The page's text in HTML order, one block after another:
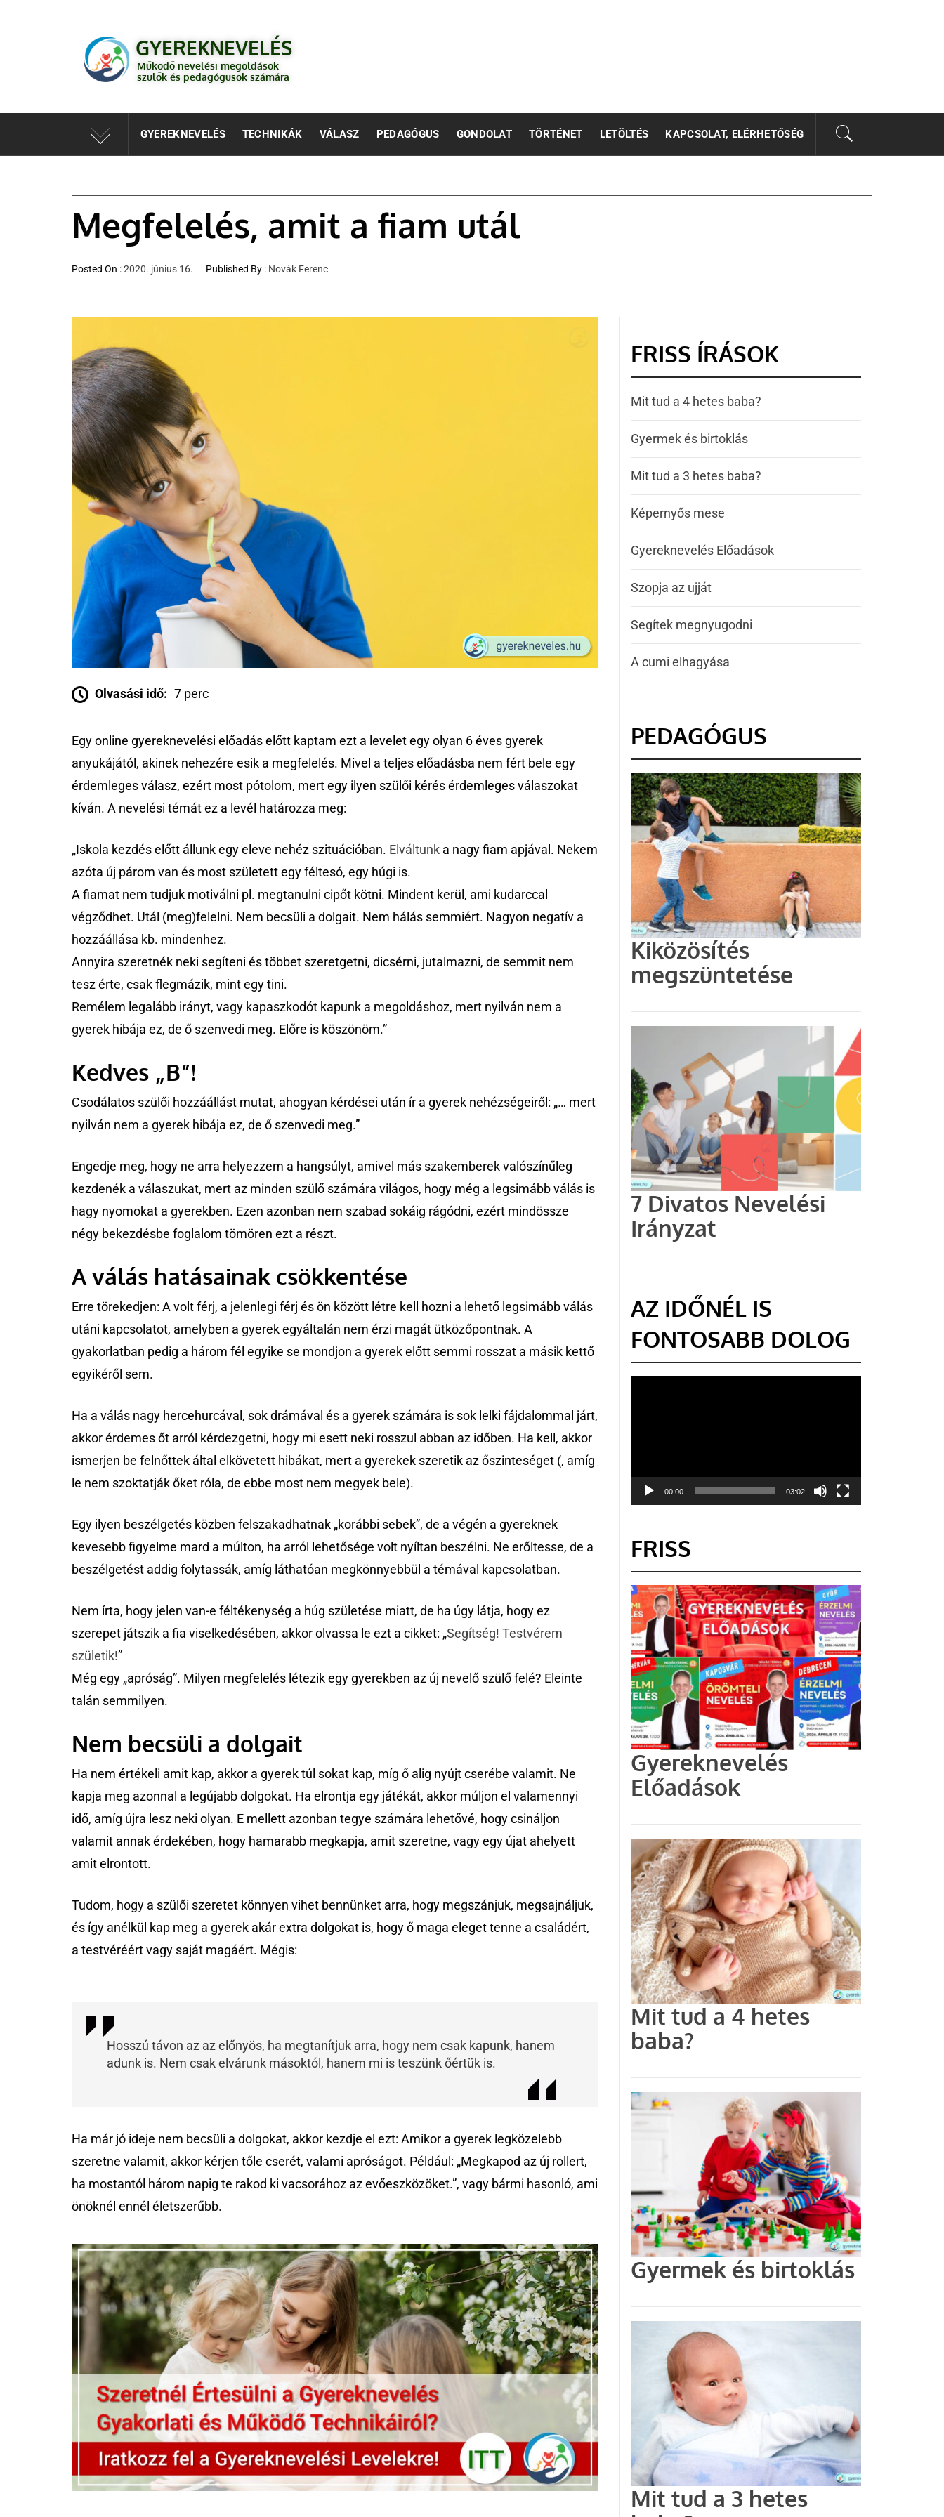
GYEREKNEVELÉS
GYEREKNEVELÉS
Működő nevelési megoldások
szülők és pedagógusok számára
GYEREKNEVELÉS TECHNIKÁK VÁLASZ PEDAGÓGUS GONDOLAT TÖRTÉNET LETÖLTÉS KAPCSOLAT, ELÉRHETŐSÉG
Megfelelés, amit a fiam utál
Posted On :2020. június 16. Published By : Novák Ferenc
Olvasási idő: 7 perc
Egy online gyereknevelési előadás előtt kaptam ezt a levelet egy olyan 6 éves gyerek
anyukájától, akinek nehezére esik a megfelelés. Mivel a teljes előadásba nem fért bele egy
érdemleges válasz, ezért most pótolom, mert egy ilyen szülői kérés érdemleges válaszokat
kíván. A nevelési témát ez a levél határozza meg:
„Iskola kezdés előtt állunk egy eleve nehéz szituációban. Elváltunk a nagy fiam apjával. Nekem
azóta új párom van és most született egy féltesó, egy húgi is.
A fiamat nem tudjuk motiválni pl. megtanulni cipőt kötni. Mindent kerül, ami kudarccal
végződhet. Utál (meg)felelni. Nem becsüli a dolgait. Nem hálás semmiért. Nagyon negatív a
hozzáállása kb. mindenhez.
Annyira szeretnék neki segíteni és többet szeretgetni, dicsérni, jutalmazni, de semmit nem
tesz érte, csak flegmázik, mint egy tini.
Remélem legalább irányt, vagy kapaszkodót kapunk a megoldáshoz, mert nyilván nem a
gyerek hibája ez, de ő szenvedi meg. Előre is köszönöm.”
Kedves „B”!
Csodálatos szülői hozzáállást mutat, ahogyan kérdései után ír a gyerek nehézségeiről: „… mert
nyilván nem a gyerek hibája ez, de ő szenvedi meg.”
Engedje meg, hogy ne arra helyezzem a hangsúlyt, amivel más szakemberek valószínűleg
kezdenék a válaszukat, mert az minden szülő számára világos, hogy még a legsimább válás is
hagy nyomokat a gyerekben. Ezen azonban nem szabad sokáig rágódni, ezért mindössze
négy bekezdésbe foglalom tömören ezt a részt.
A válás hatásainak csökkentése
Erre törekedjen: A volt férj, a jelenlegi férj és ön között létre kell hozni a lehető legsimább válás
utáni kapcsolatot, amelyben a gyerek egyáltalán nem érzi magát ütközőpontnak. A
gyakorlatban pedig a három fél egyike se mondjon a gyerek előtt semmi rosszat a másik kettő
egyikéről sem.
Ha a válás nagy hercehurcával, sok drámával és a gyerek számára is sok lelki fájdalommal járt,
akkor érdemes őt arról kérdezgetni, hogy mi esett neki rosszul abban az időben. Ha kell, akkor
ismerjen be felnőttek által elkövetett hibákat, mert a gyerekek szeretik az őszinteséget (, amíg
le nem szoktatják őket róla, de ebbe most nem megyek bele).
Egy ilyen beszélgetés közben felszakadhatnak „korábbi sebek”, de a végén a gyereknek
kevesebb figyelme mard a múlton, ha arról lehetősége volt nyíltan beszélni. Ne erőltesse, de a
beszélgetést addig folytassák, amíg láthatóan megkönnyebbül a témával kapcsolatban.
Nem írta, hogy jelen van-e féltékenység a húg születése miatt, de ha úgy látja, hogy ez
szerepet játszik a fia viselkedésében, akkor olvassa le ezt a cikket: „Segítség! Testvérem
születik!”
Még egy „apróság”. Milyen megfelelés létezik egy gyerekben az új nevelő szülő felé? Eleinte
talán semmilyen.
Nem becsüli a dolgait
Ha nem értékeli amit kap, akkor a gyerek túl sokat kap, míg ő alig nyújt cserébe valamit. Ne
kapja meg azonnal a legújabb dolgokat. Ha elrontja egy játékát, akkor múljon el valamennyi
idő, amíg újra lesz neki olyan. E mellett azonban tegye számára lehetővé, hogy csináljon
valamit annak érdekében, hogy hamarabb megkapja, amit szeretne, vagy egy újat ahelyett
amit elrontott.
Tudom, hogy a szülői szeretet könnyen vihet bennünket arra, hogy megszánjuk, megsajnáljuk,
és így anélkül kap meg a gyerek akár extra dolgokat is, hogy ő maga eleget tenne a családért,
a testvéréért vagy saját magáért. Mégis:
Hosszú távon az az előnyös, ha megtanítjuk arra, hogy nem csak kapunk, hanem
adunk is. Nem csak elvárunk másoktól, hanem mi is teszünk őértük is.
Ha már jó ideje nem becsüli a dolgokat, akkor kezdje el ezt: Amikor a gyerek legközelebb
szeretne valamit, akkor kérjen tőle cserét, valami apróságot. Például: „Megkapod az új rollert,
ha mostantól három napig te rakod ki vacsorához az evőeszközöket.”, vagy bármi hasonló, ami
önöknél ennél életszerűbb.
FRISS ÍRÁSOK
Mit tud a 4 hetes baba?
Gyermek és birtoklás
Mit tud a 3 hetes baba?
Képernyős mese
Gyereknevelés Előadások
Szopja az ujját
Segítek megnyugodni
A cumi elhagyása
PEDAGÓGUS
Kiközösítés
megszüntetése
7 Divatos Nevelési
Irányzat
AZ IDŐNÉL IS
FONTOSABB DOLOG
00:00 03:02
FRISS
Gyereknevelés
Előadások
Mit tud a 4 hetes
baba?
Gyermek és birtoklás
Mit tud a 3 hetes